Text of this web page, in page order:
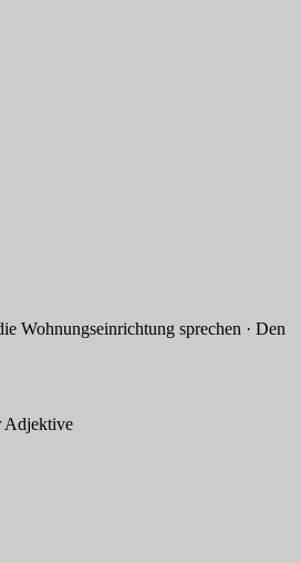
sprechen · Den
Adjektive